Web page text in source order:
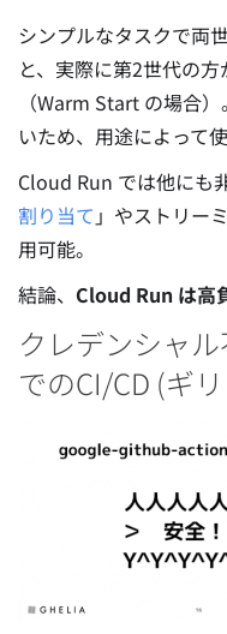
シンプルなタスクで両
と、実際に第2世代の
（Warm Start の場合
いため、用途によって
Cloud Run では他にも
割り当て 」やストリー
用可能。
結論、 Cloud Run は高
クレデンシャ
でのCI/CD (ギ